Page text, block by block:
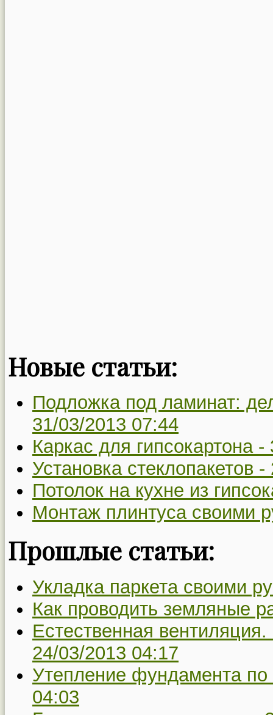
Новые статьи:
Подложка под ламинат:
31/03/2013 07:44
Каркас для гипсокартона -
Установка стеклопакетов -
Потолок на кухне из
Монтаж плинтуса своими
Прошлые статьи:
Укладка паркета своими
Как проводить земляные
Естественная
24/03/2013 04:17
Утепление фундамента
04:03